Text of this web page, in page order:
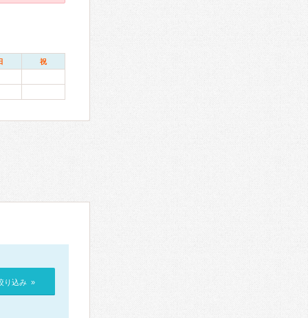
祝
り込み »